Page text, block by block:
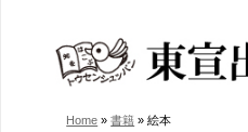
Home » 書籍 » 絵本